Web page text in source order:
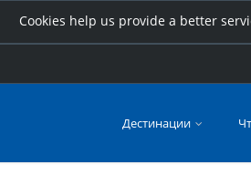
Cookies help us provide a better
Дестинации